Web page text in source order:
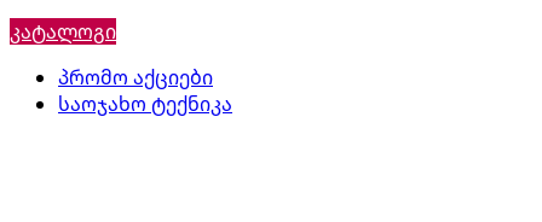
კატალოგი
პრომო აქციები
საოჯახო ტექნიკა